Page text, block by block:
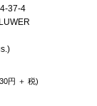
37-4
円 ＋ 税)